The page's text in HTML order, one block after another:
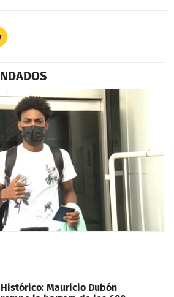
Histórico: Mauricio Dubón